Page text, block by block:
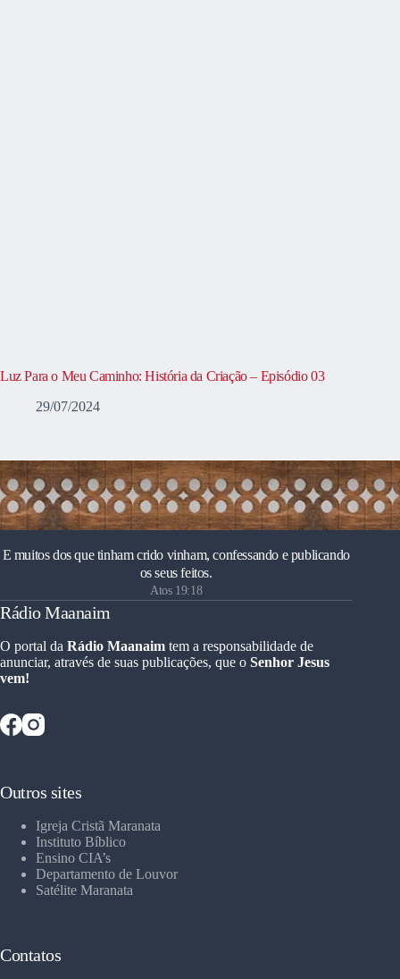
Luz Para o Meu Caminho: História da Criação – Episódio 03
29/07/2024
E muitos dos que tinham crido vinham, confessando e publicando
os seus feitos.
Atos 19:18
Rádio Maanaim
O portal da Rádio Maanaim tem a responsabilidade de
anunciar, através de suas publicações, que o Senhor Jesus
vem!
Outros sites
Igreja Cristã Maranata
Instituto Bíblico
Ensino CIA’s
Departamento de Louvor
Satélite Maranata
Contatos